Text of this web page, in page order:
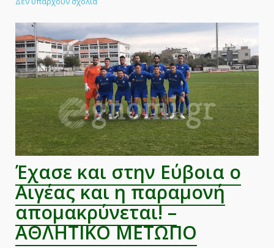
ορισμό
καρναβαλιού
το
παιχνίδι
του
Αιγέα!
–
ΑΘΛΗΤΙΚΟ
ΜΕΤΩΠΟ
Έχασε και στην Εύβοια ο
Αιγέας και η παραμονή
απομακρύνεται! –
ΑΘΛΗΤΙΚΟ ΜΕΤΩΠΟ